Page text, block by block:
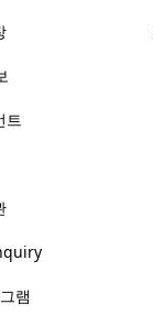
트
램